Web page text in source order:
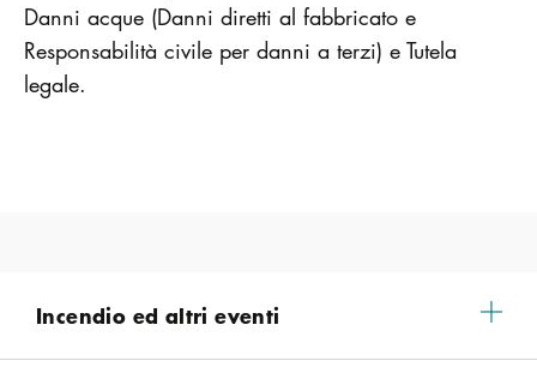
Danni acque (Danni diretti al fabbricato e
Responsabilità civile per danni a terzi) e Tutela
legale.
Incendio ed altri eventi